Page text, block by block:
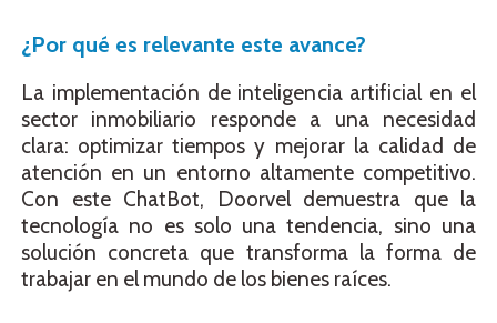
¿Por qué es relevante este avance?
La implementación de inteligencia artificial en el
sector inmobiliario responde a una necesidad
clara: optimizar tiempos y mejorar la calidad de
atención en un entorno altamente competitivo.
Con este ChatBot, Doorvel demuestra que la
tecnología no es solo una tendencia, sino una
solución concreta que transforma la forma de
trabajar en el mundo de los bienes raíces.